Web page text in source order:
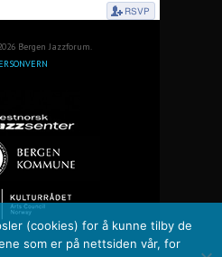
Bergen Jazzforum.
(cookies) for å kunne tilby de
som er på nettsiden vår, for